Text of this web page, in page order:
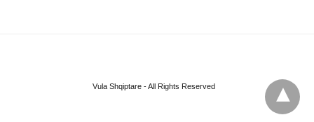
Vula Shqiptare - All Rights Reserved